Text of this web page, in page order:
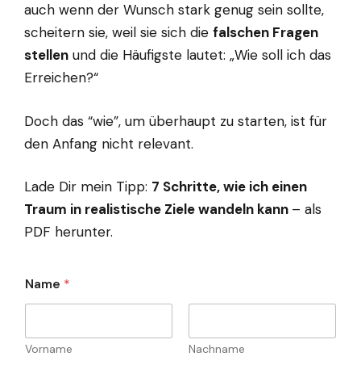
auch wenn der Wunsch stark genug sein sollte,
scheitern sie, weil sie sich die falschen Fragen
stellen und die Häufigste lautet: „Wie soll ich das
Erreichen?“
Doch das “wie”, um überhaupt zu starten, ist für
den Anfang nicht relevant.
Lade Dir mein Tipp: 7 Schritte, wie ich einen
Traum in realistische Ziele wandeln kann – als
PDF herunter.
Name *
Vorname Nachname